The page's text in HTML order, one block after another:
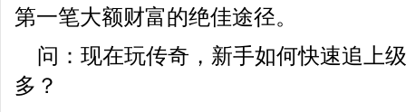
第一笔大额财富的绝佳途径。
问：现在玩传奇，新手如何快速追上
多？